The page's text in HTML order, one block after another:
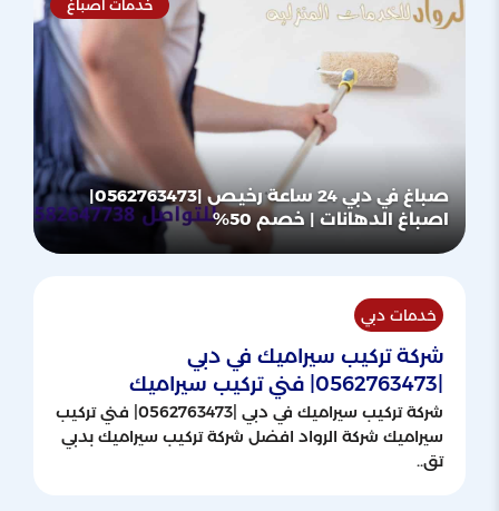
خدمات اصباغ
صباغ في دبي 24 ساعة رخيص |0562763473|
اصباغ الدهانات | خصم 50%
خدمات دبي
شركة تركيب سيراميك في دبي
شركة تركيب سيراميك في دبي |0562763473| فني تركيب
سيراميك شركة الرواد افضل شركة تركيب سيراميك بدبي
تق..